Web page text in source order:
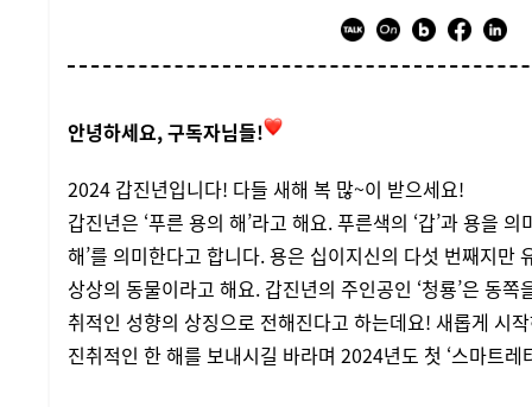
안녕하세요, 구독자님들!
2024 갑진년입니다! 다들 새해 복 많~이 받으세요!
갑진년은 ‘푸른 용의 해’라고 해요. 푸른색의 ‘갑’과 용을 의
해’를 의미한다고 합니다. 용은 십이지신의 다섯 번째지만
상상의 동물이라고 해요. 갑진년의 주인공인 ‘청룡’은 동
취적인 성향의 상징으로 전해진다고 하는데요! 새롭게 시
진취적인 한 해를 보내시길 바라며 2024년도 첫 ‘스마트레